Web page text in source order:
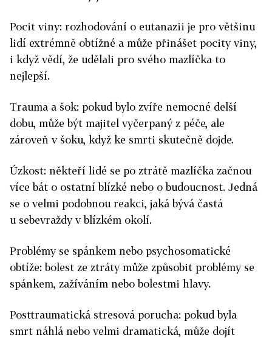
Pocit viny: rozhodování o eutanazii je pro většinu
lidí extrémně obtížné a může přinášet pocity viny,
i když vědí, že udělali pro svého mazlíčka to
nejlepší.
Trauma a šok: pokud bylo zvíře nemocné delší
dobu, může být majitel vyčerpaný z péče, ale
zároveň v šoku, když ke smrti skutečně dojde.
Úzkost: někteří lidé se po ztrátě mazlíčka začnou
více bát o ostatní blízké nebo o budoucnost. Jedná
se o velmi podobnou reakci, jaká bývá častá
u sebevraždy v blízkém okolí.
Problémy se spánkem nebo psychosomatické
obtíže: bolest ze ztráty může způsobit problémy se
spánkem, zažíváním nebo bolestmi hlavy.
Posttraumatická stresová porucha: pokud byla
smrt náhlá nebo velmi dramatická, může dojít